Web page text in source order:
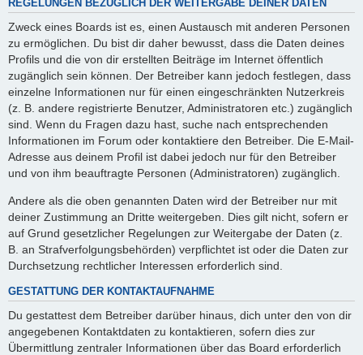
REGELUNGEN BEZÜGLICH DER WEITERGABE DEINER DATEN
Zweck eines Boards ist es, einen Austausch mit anderen Personen
zu ermöglichen. Du bist dir daher bewusst, dass die Daten deines
Profils und die von dir erstellten Beiträge im Internet öffentlich
zugänglich sein können. Der Betreiber kann jedoch festlegen, dass
einzelne Informationen nur für einen eingeschränkten Nutzerkreis
(z. B. andere registrierte Benutzer, Administratoren etc.) zugänglich
sind. Wenn du Fragen dazu hast, suche nach entsprechenden
Informationen im Forum oder kontaktiere den Betreiber. Die E-Mail-
Adresse aus deinem Profil ist dabei jedoch nur für den Betreiber
und von ihm beauftragte Personen (Administratoren) zugänglich.
Andere als die oben genannten Daten wird der Betreiber nur mit
deiner Zustimmung an Dritte weitergeben. Dies gilt nicht, sofern er
auf Grund gesetzlicher Regelungen zur Weitergabe der Daten (z.
B. an Strafverfolgungsbehörden) verpflichtet ist oder die Daten zur
Durchsetzung rechtlicher Interessen erforderlich sind.
GESTATTUNG DER KONTAKTAUFNAHME
Du gestattest dem Betreiber darüber hinaus, dich unter den von dir
angegebenen Kontaktdaten zu kontaktieren, sofern dies zur
Übermittlung zentraler Informationen über das Board erforderlich